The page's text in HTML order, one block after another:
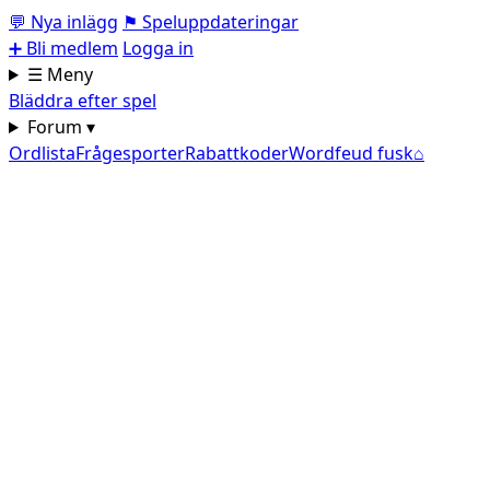
💬 Nya inlägg ⚑ Speluppdateringar
➕ Bli medlem Logga in
☰ Meny
Bläddra efter spel
Forum ▾
OrdlistaFrågesporterRabattkoderWordfeud fusk⌂